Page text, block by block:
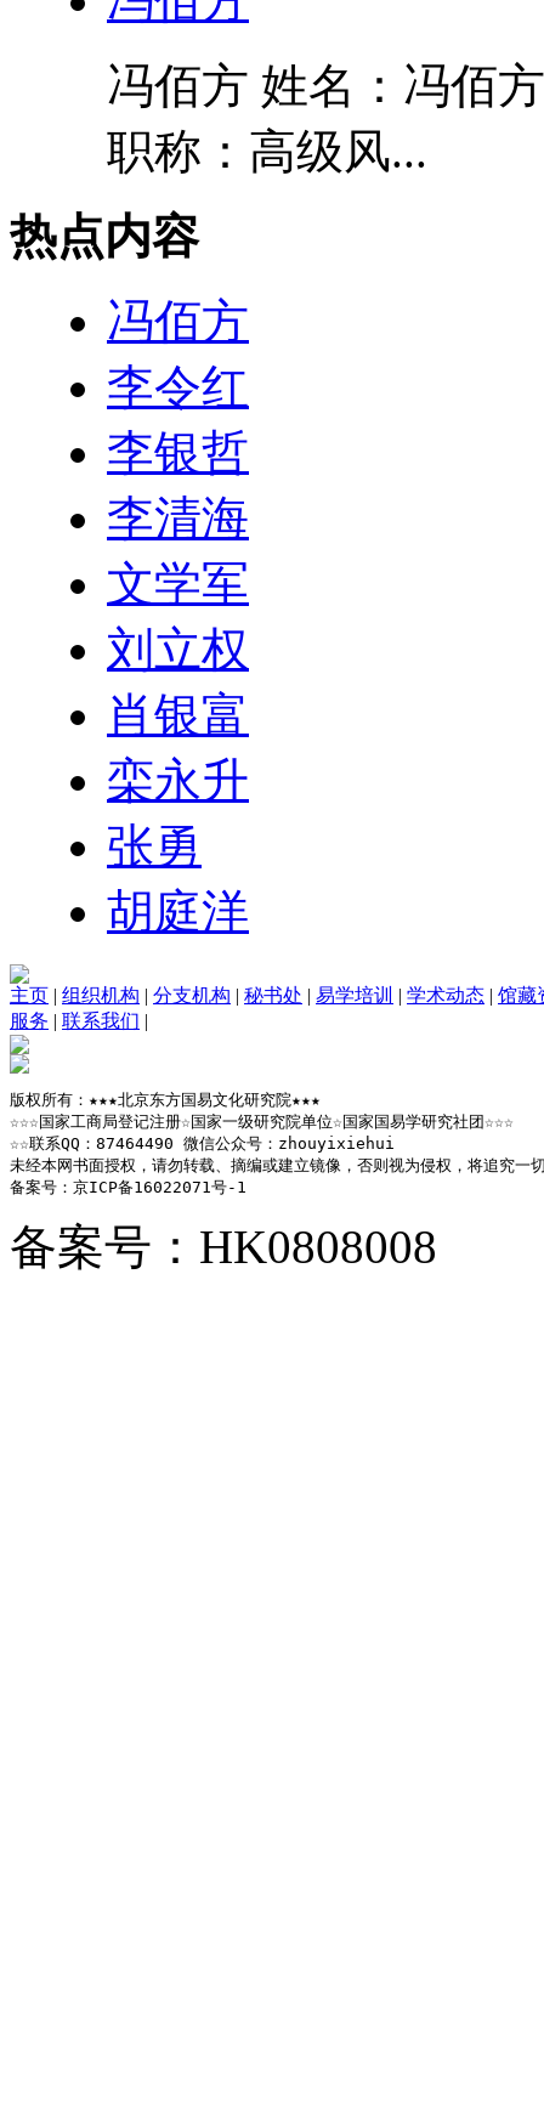
冯佰方 姓名：冯佰
职称：高级风...
热点内容
冯佰方
李令红
李银哲
李清海
文学军
刘立权
肖银富
栾永升
张勇
胡庭洋
主页 | 组织机构 | 分支机构 | 秘书处 | 易学培训 | 学术动态 | 馆藏
服务 | 联系我们 |
版权所有：★★★北京东方国易文化研究院★★★
☆☆☆国家工商局登记注册☆国家一级研究院单位☆国家国易学研究社团☆☆☆
☆☆联系QQ：87464490 微信公众号：zhouyixiehui
未经本网书面授权，请勿转载、摘编或建立镜像，否则视为侵权，将追究一
备案号：京ICP备16022071号-1
备案号：HK0808008